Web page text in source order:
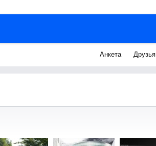
Анкета Друзья